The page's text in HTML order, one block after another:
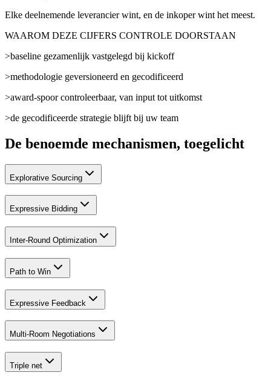
Elke deelnemende leverancier wint, en de inkoper wint het meest.
WAAROM DEZE CIJFERS CONTROLE DOORSTAAN
>baseline gezamenlijk vastgelegd bij kickoff
>methodologie geversioneerd en gecodificeerd
>award-spoor controleerbaar, van input tot uitkomst
>de gecodificeerde strategie blijft bij uw team
De benoemde mechanismen, toegelicht
Explorative Sourcing
Expressive Bidding
Inter-Round Optimization
Path to Win
Expressive Feedback
Multi-Room Negotiations
Triple net